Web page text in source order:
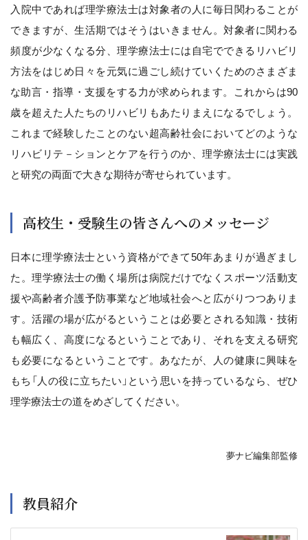
入院中であれば理学療法士は対象者の人に毎日関わることが
できますが、生活期ではそうはいきません。対象者に関わる
頻度が少なくなる分、理学療法士には自宅でできるリハビリ
方法をはじめ日々を元気に過ごし続けていくためのさまざま
な助言・指導・支援をする力が求められます。これからは90
歳を超えた人たちのリハビリもあたりまえになるでしょう。
これまで経験したことのない超高齢社会においてどのような
リハビリテ－ションとケアを行うのか、理学療法士には実践
と研究の両面で大きな期待が寄せられています。
高校生・受験生の皆さんへのメッセージ
日本に理学療法士という資格ができて50年あまりが過ぎまし
た。理学療法士の働く場所は病院だけでなくスポーツ活動支
援や高齢者介護予防事業など地域社会へと広がりつつありま
す。活躍の場が広がるということは必要とされる知識・技術
も幅広く、高度になるということであり、それを支える研究
も必要になるということです。あなたが、人の健康に興味を
もち「人の役に立ちたい」という思いを持っているなら、ぜひ
理学療法士の道をめざしてください。
夢ナビ編集部監修
教員紹介